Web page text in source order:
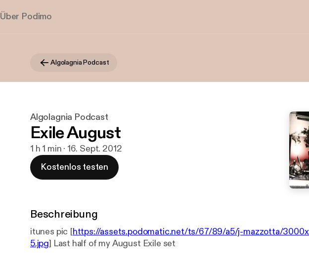
Über Podimo
Algolagnia Podcast
Algolagnia Podcast
Exile August
1 h 1 min · 16. Sept. 2012
Kostenlos testen
Beschreibung
itunes pic [https://assets.podomatic.net/ts/67/89/a5/j-mazzotta/
5.jpg] Last half of my August Exile set